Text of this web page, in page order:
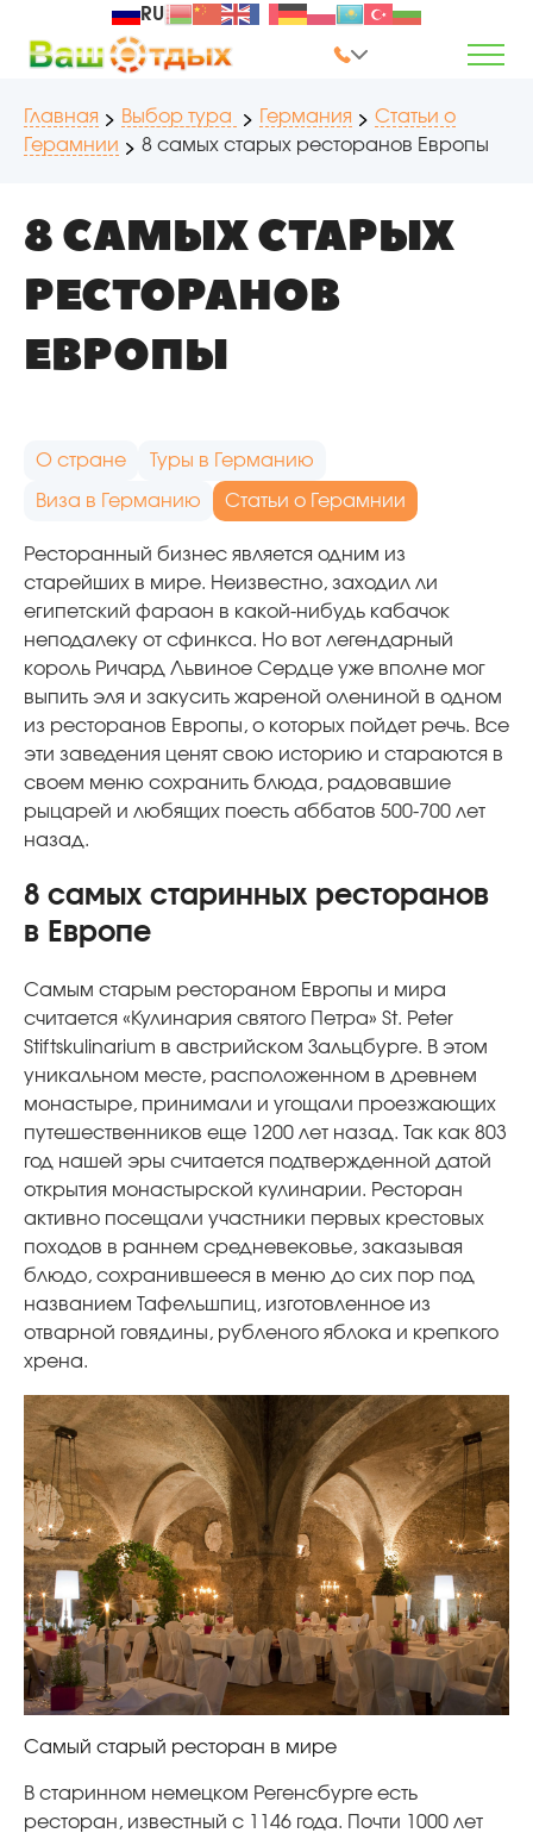
RU
Главная Выбор тура Германия
Статьи о
Герамнии
8 самых старых ресторанов Европы
8 САМЫХ СТАРЫХ
РЕСТОРАНОВ
ЕВРОПЫ
О стране Туры в Германию
Виза в Германию Статьи о Герамнии
Ресторанный бизнес является одним из
старейших в мире. Неизвестно, заходил ли
египетский фараон в какой-нибудь кабачок
неподалеку от сфинкса. Но вот легендарный
король Ричард Львиное Сердце уже вполне мог
выпить эля и закусить жареной олениной в одном
из ресторанов Европы, о которых пойдет речь. Все
эти заведения ценят свою историю и стараются в
своем меню сохранить блюда, радовавшие
рыцарей и любящих поесть аббатов 500-700 лет
назад.
8 самых старинных ресторанов
в Европе
Самым старым рестораном Европы и мира
считается «Кулинария святого Петра» St. Peter
Stiftskulinarium в австрийском Зальцбурге. В этом
уникальном месте, расположенном в древнем
монастыре, принимали и угощали проезжающих
путешественников еще 1200 лет назад. Так как 803
год нашей эры считается подтвержденной датой
открытия монастырской кулинарии. Ресторан
активно посещали участники первых крестовых
походов в раннем средневековье, заказывая
блюдо, сохранившееся в меню до сих пор под
названием Тафельшпиц, изготовленное из
отварной говядины, рубленого яблока и крепкого
хрена.
Самый старый ресторан в мире
В старинном немецком Регенсбурге есть
ресторан, известный с 1146 года. Почти 1000 лет